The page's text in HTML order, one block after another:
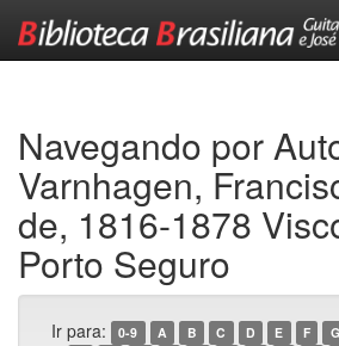
Navegando por
Varnhagen,
de, 1816-1878
Porto Seguro
Ir para: 0-9 A B C D E F G